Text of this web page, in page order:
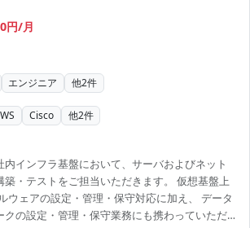
円/月
エンジニア 他2件
Cisco 他2件
インフラ基盤において、サーバおよびネット
築・テストをご担当いただきます。 仮想基盤上
ウェアの設定・管理・保守対応に加え、 データ
クの設定・管理・保守業務にも携わっていただ